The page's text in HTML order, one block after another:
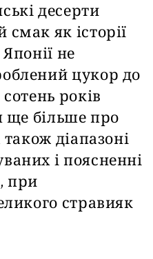
десерти
як історії
не
цукор до
років
ще більше про
діапазоні
і поясненні
при
стравияк